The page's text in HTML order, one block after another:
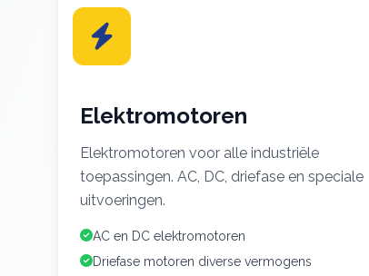
Elektromotoren
Elektromotoren voor alle industriële
toepassingen. AC, DC, driefase en speciale
uitvoeringen.
AC en DC elektromotoren
Driefase motoren diverse vermogens